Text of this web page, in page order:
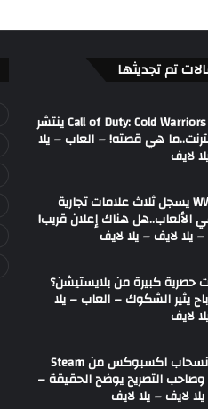
تم تجديثها
مصطلح Call of Duty: Cold Warriors ينتشر
هي قصته! – العاب – يلا
لايف
اتحاد WWE يسجل ثلاث علامات تجارية
الألعاب..هل هناك إعلان قريب!
يلا لايف – يلا لايف
حصرية كبيرة من بلايستيشن؟
يثير الشكوك – العاب – يلا
لايف
شائعة انسحاب اكسبوكس من Steam
وصاحب التصريح يوضح الحقيقة –
لايف – يلا لايف